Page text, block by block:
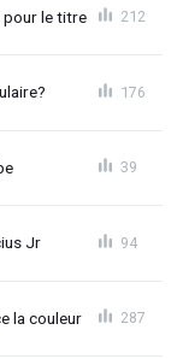
pour le titre 212
176
39
Jr 94
la couleur 287